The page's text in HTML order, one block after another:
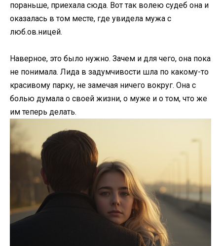
пораньше, приехала сюда. Вот так волею судеб она и
оказалась в том месте, где увидела мужа с
люб.ов.ницей.
Наверное, это было нужно. Зачем и для чего, она пока
не понимала. Лида в задумчивости шла по какому-то
красивому парку, не замечая ничего вокруг. Она с
болью думала о своей жизни, о муже и о том, что же
им теперь делать.